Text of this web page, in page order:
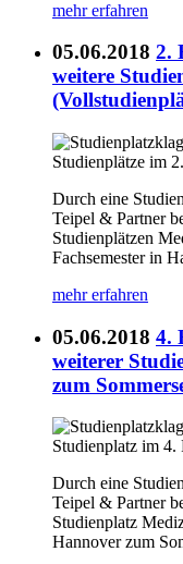
mehr erfahren
05.06.2018 2.
weitere
Durch eine
Teipel & Partner
Studienplätzen
Fachsemester in
mehr erfahren
05.06.2018 4.
weiterer
zum
Durch eine
Teipel & Partner
Studienplatz
Hannover zum